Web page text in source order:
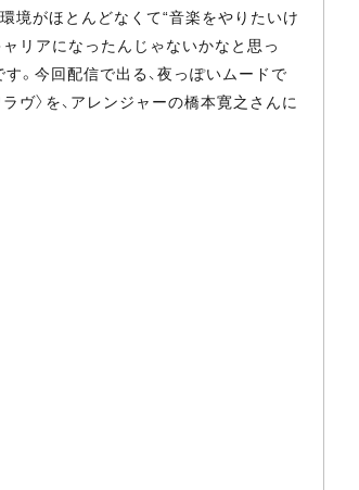
境がほとんどなくて“音楽をやりたいけ
リアになったんじゃないかなと思っ
。今回配信で出る、夜っぽいムードで
ヴ〉を、アレンジャーの橋本寛之さんに